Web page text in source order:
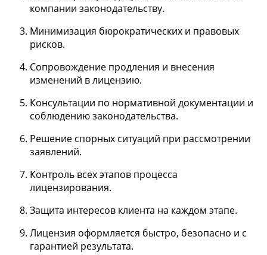
компании законодательству.
Минимизация бюрократических и правовых
рисков.
Сопровождение продления и внесения
изменений в лицензию.
Консультации по нормативной документации и
соблюдению законодательства.
Решение спорных ситуаций при рассмотрении
заявлений.
Контроль всех этапов процесса
лицензирования.
Защита интересов клиента на каждом этапе.
Лицензия оформляется быстро, безопасно и с
гарантией результата.